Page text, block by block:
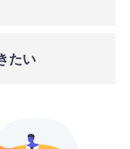
たい